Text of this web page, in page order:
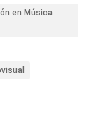
en Música